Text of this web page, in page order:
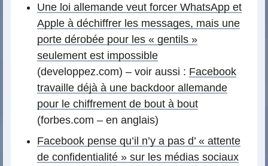
Une loi allemande veut forcer WhatsApp et
Apple à déchiffrer les messages, mais une
porte dérobée pour les « gentils »
seulement est impossible
(developpez.com) – voir aussi : Facebook
travaille déjà à une backdoor allemande
pour le chiffrement de bout à bout
(forbes.com – en anglais)
Facebook pense qu’il n’y a pas d’ « attente
de confidentialité » sur les médias sociaux